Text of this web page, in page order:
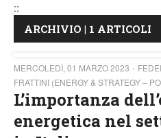
::
ARCHIVIO | 1 ARTICOLI
MERCOLEDÌ, 01 MARZO 2023
FRATTINI (ENERGY & STRATEGY –
L’importanza
energetica nel